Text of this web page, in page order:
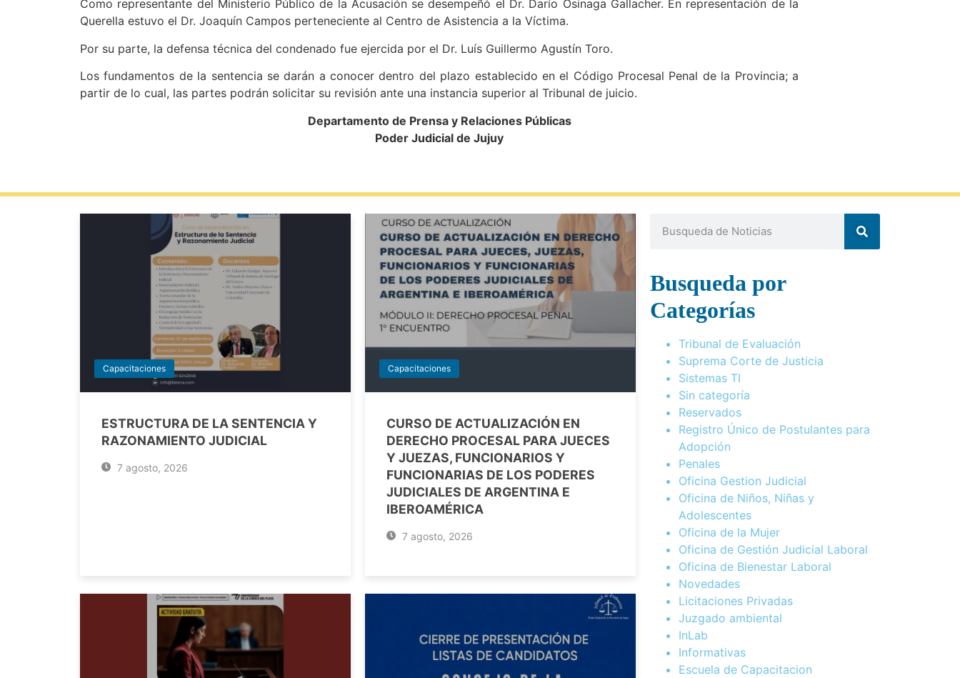
Como representante del Ministerio Público de la Acusación se desempeñó el Dr. Darío Osinaga Gallacher. En representación de la
Querella estuvo el Dr. Joaquín Campos perteneciente al Centro de Asistencia a la Víctima.
Por su parte, la defensa técnica del condenado fue ejercida por el Dr. Luís Guillermo Agustín Toro.
Los fundamentos de la sentencia se darán a conocer dentro del plazo establecido en el Código Procesal Penal de la Provincia; a
partir de lo cual, las partes podrán solicitar su revisión ante una instancia superior al Tribunal de juicio.
Departamento de Prensa y Relaciones Públicas
Poder Judicial de Jujuy
Capacitaciones
ESTRUCTURA DE LA SENTENCIA Y
RAZONAMIENTO JUDICIAL
7 agosto, 2026
Capacitaciones
CURSO DE ACTUALIZACIÓN EN
DERECHO PROCESAL PARA JUECES
Y JUEZAS, FUNCIONARIOS Y
FUNCIONARIAS DE LOS PODERES
JUDICIALES DE ARGENTINA E
IBEROAMÉRICA
7 agosto, 2026
Busqueda por
Categorías
Tribunal de Evaluación
Suprema Corte de Justicia
Sistemas TI
Sin categoría
Reservados
Registro Único de Postulantes para
Adopción
Penales
Oficina Gestion Judicial
Oficina de Niños, Niñas y
Adolescentes
Oficina de la Mujer
Oficina de Gestión Judicial Laboral
Oficina de Bienestar Laboral
Novedades
Licitaciones Privadas
Juzgado ambiental
InLab
Informativas
Escuela de Capacitacion